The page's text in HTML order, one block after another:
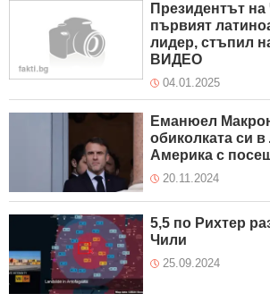
Президентът
първият
лидер, стъпил
ВИДЕО
04.01.2025
Еманюел
обиколката си в
Америка с
20.11.2024
5,5 по Рихтер
Чили
25.09.2024